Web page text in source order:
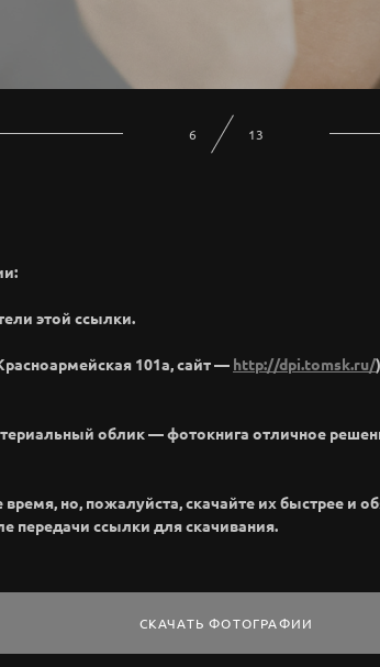
8 13
этой ссылки.
101а, сайт — http://dpi.tomsk.ru/
облик — фотокнига отличное
но, пожалуйста, скачайте их быстрее и
передачи ссылки для скачивания.
СКАЧАТЬ ФОТОГРАФИИ